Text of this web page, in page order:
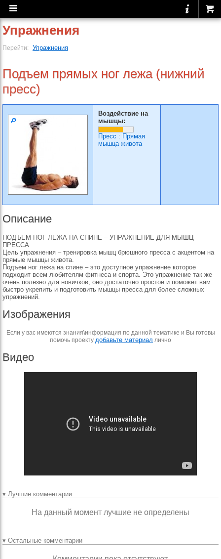
Упражнения
Перейти: Упражнения
Подъем прямых ног лежа (нижний
пресс)
Воздействие на
мышцы:
Пресс : Прямая
мышца живота
Описание
ПОДЪЕМ НОГ ЛЕЖА НА СПИНЕ – УПРАЖНЕНИЕ ДЛЯ МЫШЦ
ПРЕССА
Цель упражнения – тренировка мышц брюшного пресса с акцентом на
прямые мышцы живота.
Подъем ног лежа на спине – это доступное упражнение которое
подходит всем любителям фитнеса и спорта. Это упражнение так же
очень полезно для новичков, оно достаточно простое и поможет вам
быстро укрепить и подготовить мышцы пресса для более сложных
упражнений.
Изображения
Если у вас имеются знания\информация по данной тематике и Вы готовы
помочь проекту добавьте материал лично
Видео
▾ Лучшие комментарии
На данный момент лучшие не определены
▾ Остальные комментарии